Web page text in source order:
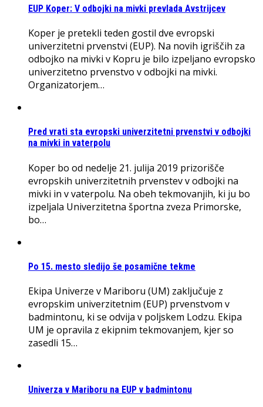
EUP Koper: V odbojki na mivki prevlada Avstrijcev
Koper je pretekli teden gostil dve evropski
univerzitetni prvenstvi (EUP). Na novih igriščih za
odbojko na mivki v Kopru je bilo izpeljano evropsko
univerzitetno prvenstvo v odbojki na mivki.
Organizatorjem…
Pred vrati sta evropski univerzitetni prvenstvi v odbojki
na mivki in vaterpolu
Koper bo od nedelje 21. julija 2019 prizorišče
evropskih univerzitetnih prvenstev v odbojki na
mivki in v vaterpolu. Na obeh tekmovanjih, ki ju bo
izpeljala Univerzitetna športna zveza Primorske,
bo…
Po 15. mesto sledijo še posamične tekme
Ekipa Univerze v Mariboru (UM) zaključuje z
evropskim univerzitetnim (EUP) prvenstvom v
badmintonu, ki se odvija v poljskem Lodzu. Ekipa
UM je opravila z ekipnim tekmovanjem, kjer so
zasedli 15…
Univerza v Mariboru na EUP v badmintonu